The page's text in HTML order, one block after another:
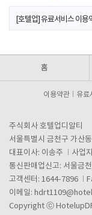
[호텔업] 유료서비스 이용
홈
이용약관 유료
주식회사 호텔업디알티
서울특별시 금천구 가산
대표이사: 이송주
사업
통신판매업신고: 서울금
고객센터: 1644-7896
이메일:
Copyright ⓒ